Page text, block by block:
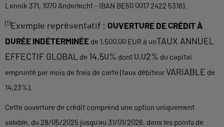
Lennik 371, 1070 Anderlecht - IBAN BE50 0017 2422 5318).
(1)Exemple représentatif : OUVERTURE DE CRÉDIT À
DURÉE INDÉTERMINÉE de 1.500,00 EUR à unTAUX ANNUEL
EFFECTIF GLOBAL
de 14,50% dont 0,02% du capital
emprunté par mois de frais de carte (taux débiteur VARIABLE de
14,23%).
Cette ouverture de crédit comprend une option uniquement
valable, du 28/05/2025 jusqu'au 31/01/2026, dans les points de